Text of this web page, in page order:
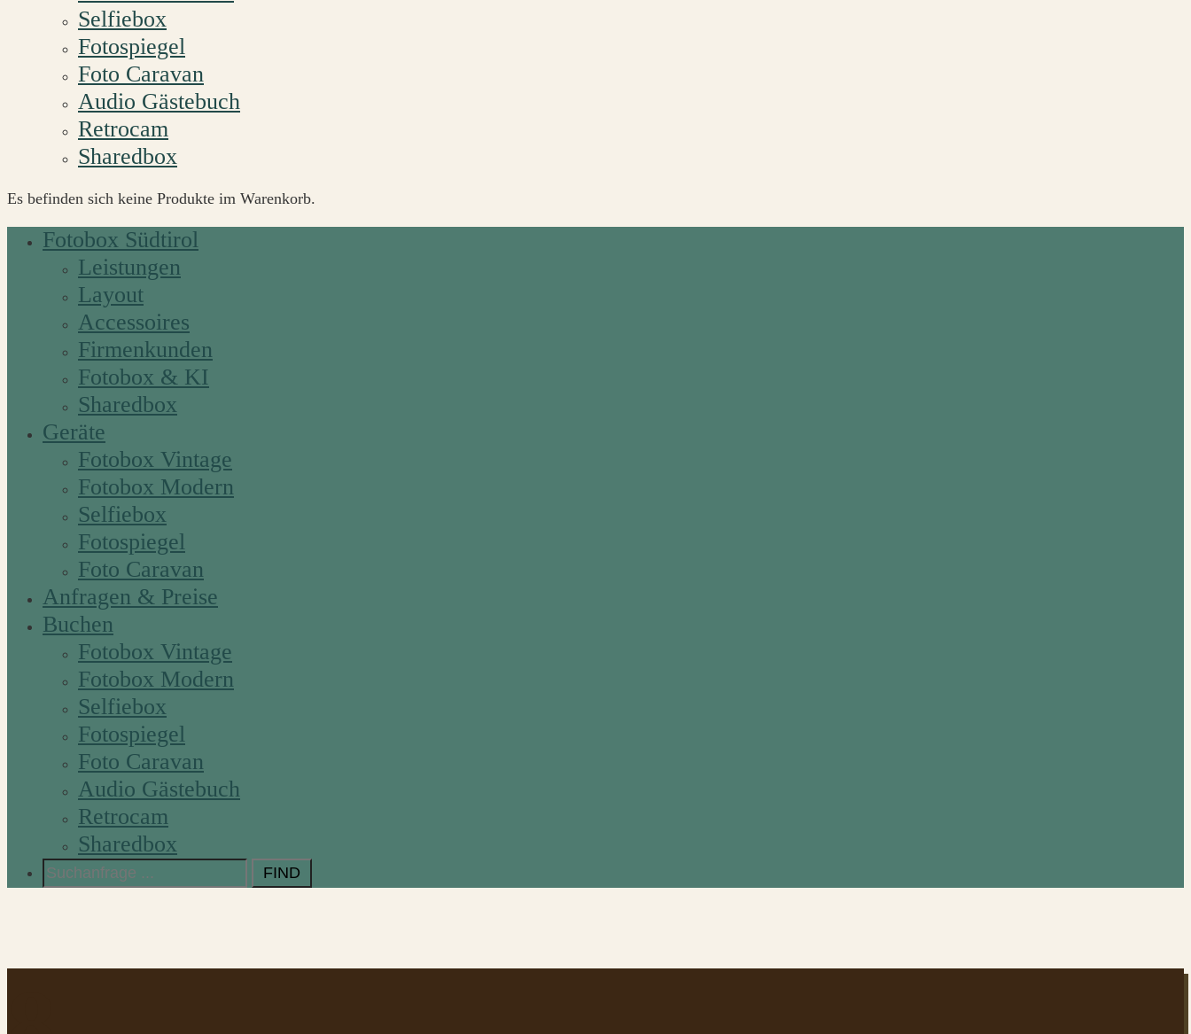
Selfiebox
Fotospiegel
Foto Caravan
Audio Gästebuch
Retrocam
Sharedbox
Es befinden sich keine Produkte im Warenkorb.
Fotobox Südtirol
Leistungen
Layout
Accessoires
Firmenkunden
Fotobox & KI
Sharedbox
Geräte
Fotobox Vintage
Fotobox Modern
Selfiebox
Fotospiegel
Foto Caravan
Anfragen & Preise
Buchen
Fotobox Vintage
Fotobox Modern
Selfiebox
Fotospiegel
Foto Caravan
Audio Gästebuch
Retrocam
Sharedbox
Search
for: